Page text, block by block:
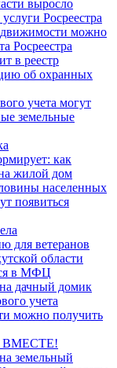
выросло
Росреестра
можно
Росреестра
в реестр
об охранных
учета могут
земельные
как
жилой дом
населенных
появиться
для ветеранов
области
в МФЦ
дачный домик
учета
можно получить
земельный